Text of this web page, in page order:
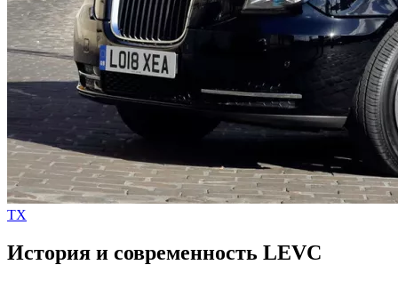
TX
История и современность LEVC